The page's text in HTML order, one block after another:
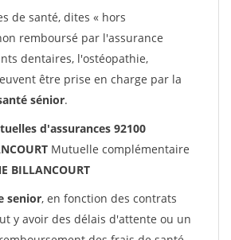
de santé, dites « hors
remboursé par l'assurance
dentaires, l'ostéopathie,
être prise en charge par la
sénior.
d'assurances 92100
Mutuelle complémentaire
BILLANCOURT
senior, en fonction des contrats
y avoir des délais d'attente ou un